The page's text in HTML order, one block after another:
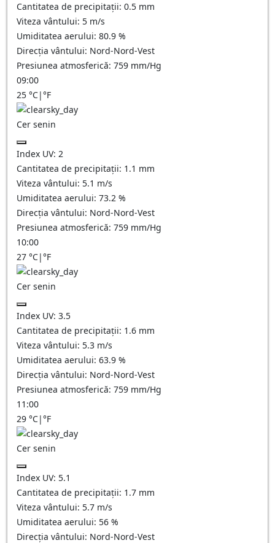
Cantitatea de precipitații: 0.5 mm
Viteza vântului: 5 m/s
Umiditatea aerului: 80.9 %
Direcția vântului: Nord-Nord-Vest
Presiunea atmosferică: 759 mm/Hg
09:00
25 °C|°F
Cer senin
Index UV: 2
Cantitatea de precipitații: 1.1 mm
Viteza vântului: 5.1 m/s
Umiditatea aerului: 73.2 %
Direcția vântului: Nord-Nord-Vest
Presiunea atmosferică: 759 mm/Hg
10:00
27 °C|°F
Cer senin
Index UV: 3.5
Cantitatea de precipitații: 1.6 mm
Viteza vântului: 5.3 m/s
Umiditatea aerului: 63.9 %
Direcția vântului: Nord-Nord-Vest
Presiunea atmosferică: 759 mm/Hg
11:00
29 °C|°F
Cer senin
Index UV: 5.1
Cantitatea de precipitații: 1.7 mm
Viteza vântului: 5.7 m/s
Umiditatea aerului: 56 %
Direcția vântului: Nord-Nord-Vest